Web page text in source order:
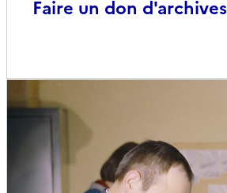
Faire un don d'archives